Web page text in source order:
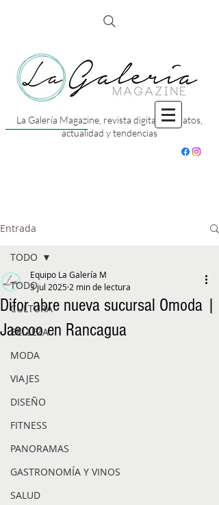
La Galería Magazine, revista digital con datos,
actualidad y tendencias
Entrada
TODO
CULTURA
BELLEZA
MODA
VIAJES
DISEÑO
FITNESS
PANORAMAS
GASTRONOMÍA Y VINOS
SALUD
TODO
Difor abre nueva sucursal Omoda |
Jaecoo en Rancagua
Equipo La Galería M
3 jul 2025 2 min de lectura